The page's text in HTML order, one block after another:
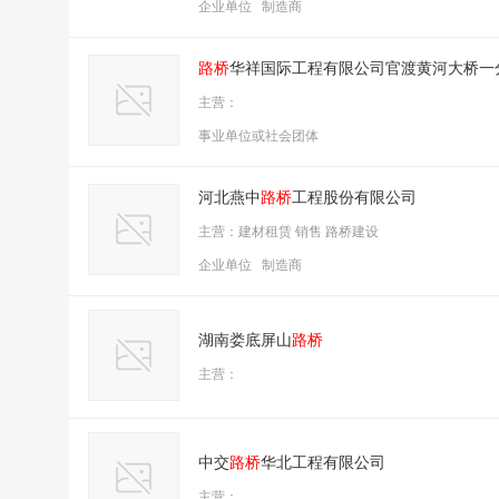
企业单位 制造商
路桥华祥国际工程有限公司官渡黄河大桥一
主营：
事业单位或社会团体
河北燕中路桥工程股份有限公司
主营：建材租赁 销售 路桥建设
企业单位 制造商
湖南娄底屏山路桥
主营：
中交路桥华北工程有限公司